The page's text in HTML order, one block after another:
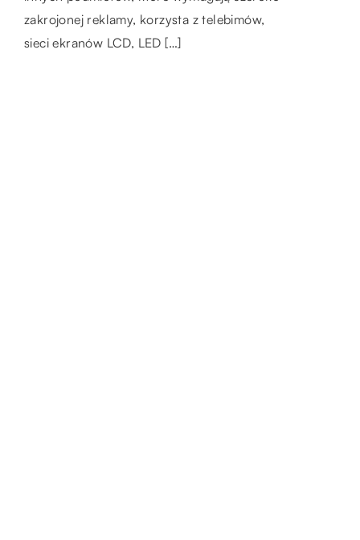
papieru z recyklingu do wszystkich swoich
zaproszeń, po […]
zakrojonej reklamy, korzysta z telebimów,
sieci ekranów LCD, LED […]
letniskową. Realizację takich projektów
można dzisiaj oglądać w wielu […]